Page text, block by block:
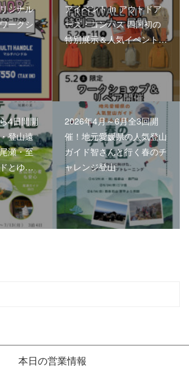
ジナル
ークシ
アイベント in アウトドア
ーズ・コンパス 四国初の
特別展示＆人気イベント…
4日間開
登山遠
瀬・至
とゆ…
2026年4月～6月全3回開
催！地元愛媛県の人気登山
ガイド智さんと行く春のチ
ャレンジ登山
本日の営業情報